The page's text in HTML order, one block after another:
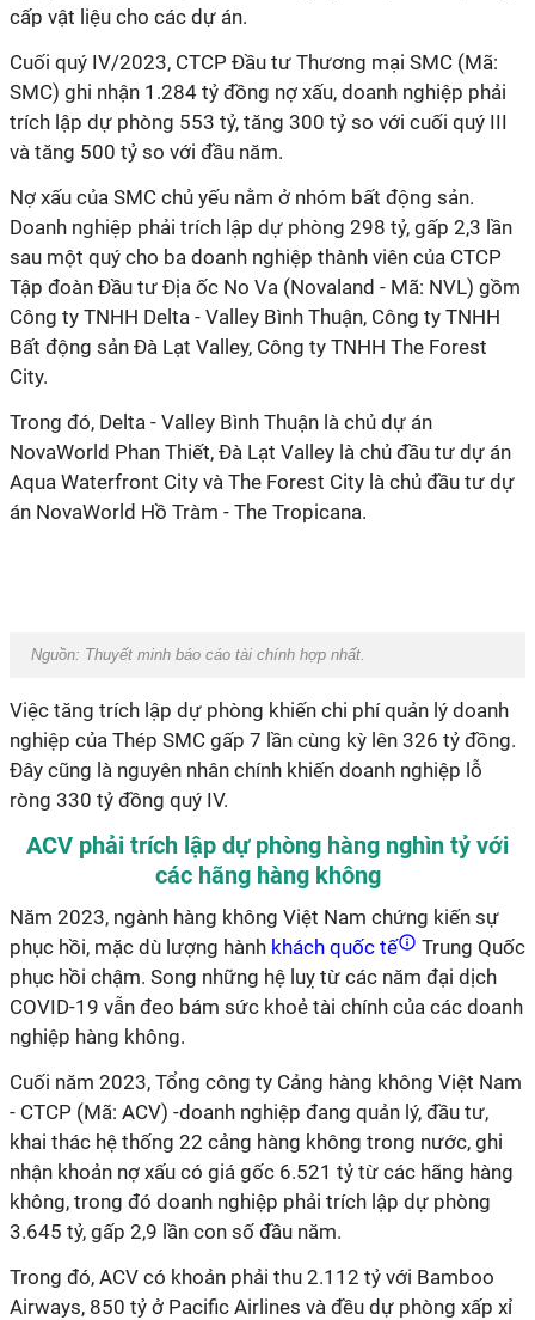
cấp vật liệu cho các dự án.
Cuối quý IV/2023, CTCP Đầu tư Thương mại SMC (Mã:
SMC) ghi nhận 1.284 tỷ đồng nợ xấu, doanh nghiệp phải
trích lập dự phòng 553 tỷ, tăng 300 tỷ so với cuối quý III
và tăng 500 tỷ so với đầu năm.
Nợ xấu của SMC chủ yếu nằm ở nhóm bất động sản.
Doanh nghiệp phải trích lập dự phòng 298 tỷ, gấp 2,3 lần
sau một quý cho ba doanh nghiệp thành viên của CTCP
Tập đoàn Đầu tư Địa ốc No Va (Novaland - Mã: NVL) gồm
Công ty TNHH Delta - Valley Bình Thuận, Công ty TNHH
Bất động sản Đà Lạt Valley, Công ty TNHH The Forest
City.
Trong đó, Delta - Valley Bình Thuận là chủ dự án
NovaWorld Phan Thiết, Đà Lạt Valley là chủ đầu tư dự án
Aqua Waterfront City và The Forest City là chủ đầu tư dự
án NovaWorld Hồ Tràm - The Tropicana.
Nguồn: Thuyết minh báo cáo tài chính hợp nhất.
Việc tăng trích lập dự phòng khiến chi phí quản lý doanh
nghiệp của Thép SMC gấp 7 lần cùng kỳ lên 326 tỷ đồng.
Đây cũng là nguyên nhân chính khiến doanh nghiệp lỗ
ròng 330 tỷ đồng quý IV.
ACV phải trích lập dự phòng hàng nghìn tỷ với
các hãng hàng không
Năm 2023, ngành hàng không Việt Nam chứng kiến sự
phục hồi, mặc dù lượng hành khách quốc tế
Trung Quốc
phục hồi chậm. Song những hệ luỵ từ các năm đại dịch
COVID-19 vẫn đeo bám sức khoẻ tài chính của các doanh
nghiệp hàng không.
Cuối năm 2023, Tổng công ty Cảng hàng không Việt Nam
- CTCP (Mã: ACV) -doanh nghiệp đang quản lý, đầu tư,
khai thác hệ thống 22 cảng hàng không trong nước, ghi
nhận khoản nợ xấu có giá gốc 6.521 tỷ từ các hãng hàng
không, trong đó doanh nghiệp phải trích lập dự phòng
3.645 tỷ, gấp 2,9 lần con số đầu năm.
Trong đó, ACV có khoản phải thu 2.112 tỷ với Bamboo
Airways, 850 tỷ ở Pacific Airlines và đều dự phòng xấp xỉ